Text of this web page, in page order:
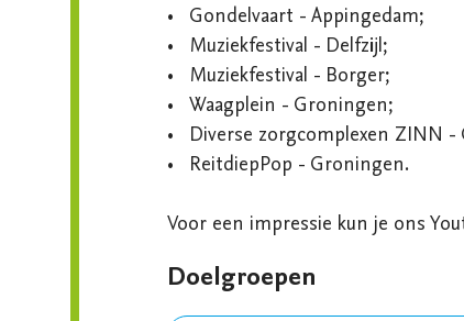
•	Gondelvaart - Appingedam;
•	Muziekfestival - Delfzijl;
•	Muziekfestival - Borger;
•	Waagplein - Groningen;
•	Diverse zorgcomplexen ZINN - Groningen/Haren;
•	ReitdiepPop - Groningen.
Voor een impressie kun je ons
Doelgroepen